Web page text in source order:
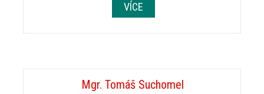
VÍCE
Mgr. Tomáš Suchomel